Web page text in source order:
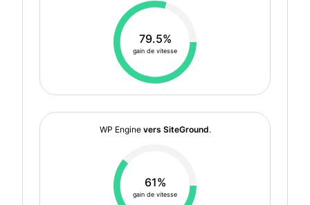
79.5%
gain de vitesse
WP Engine vers SiteGround.
61%
gain de vitesse